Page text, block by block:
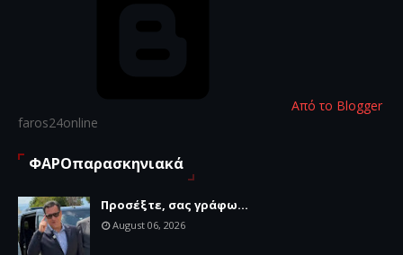
Από το Blogger
faros24online
ΦΑΡΟπαρασκηνιακά
Προσέξτε, σας γράφω...
August 06, 2026